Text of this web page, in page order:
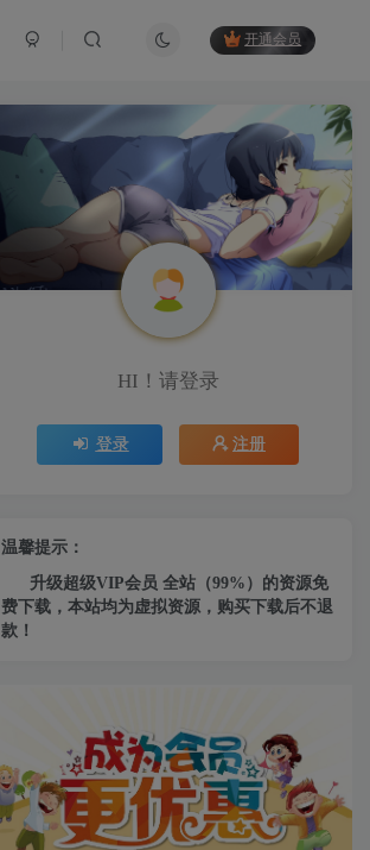
开通会员
HI！请登录
登录 注册
温馨提示：
升级超级VIP会员 全站（99%）的资源免
费下载，本站均为虚拟资源，购买下载后不退
款！